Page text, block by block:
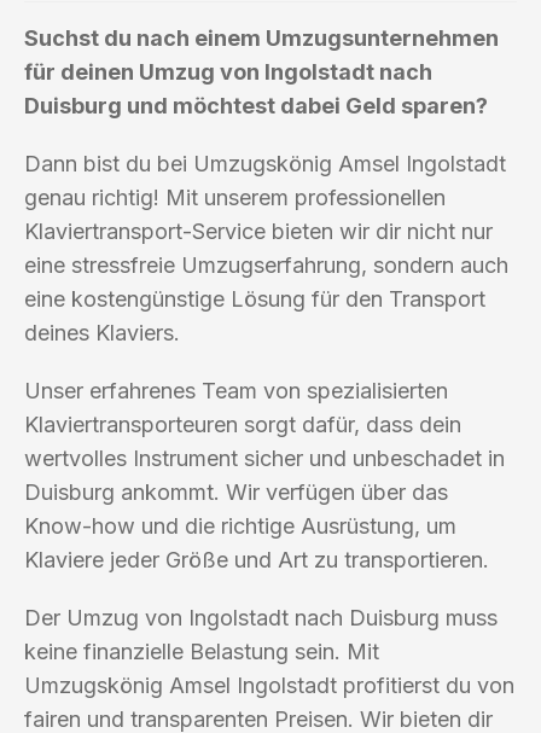
Suchst du nach einem Umzugsunternehmen
für deinen Umzug von Ingolstadt nach
Duisburg und möchtest dabei Geld sparen?
Dann bist du bei Umzugskönig Amsel Ingolstadt
genau richtig! Mit unserem professionellen
Klaviertransport-Service bieten wir dir nicht nur
eine stressfreie Umzugserfahrung, sondern auch
eine kostengünstige Lösung für den Transport
deines Klaviers.
Unser erfahrenes Team von spezialisierten
Klaviertransporteuren sorgt dafür, dass dein
wertvolles Instrument sicher und unbeschadet in
Duisburg ankommt. Wir verfügen über das
Know-how und die richtige Ausrüstung, um
Klaviere jeder Größe und Art zu transportieren.
Der Umzug von Ingolstadt nach Duisburg muss
keine finanzielle Belastung sein. Mit
Umzugskönig Amsel Ingolstadt profitierst du von
fairen und transparenten Preisen. Wir bieten dir